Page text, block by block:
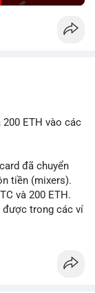
ETH vào các
đã chuyển
tiền (mixers).
và 200 ETH.
được trong các ví